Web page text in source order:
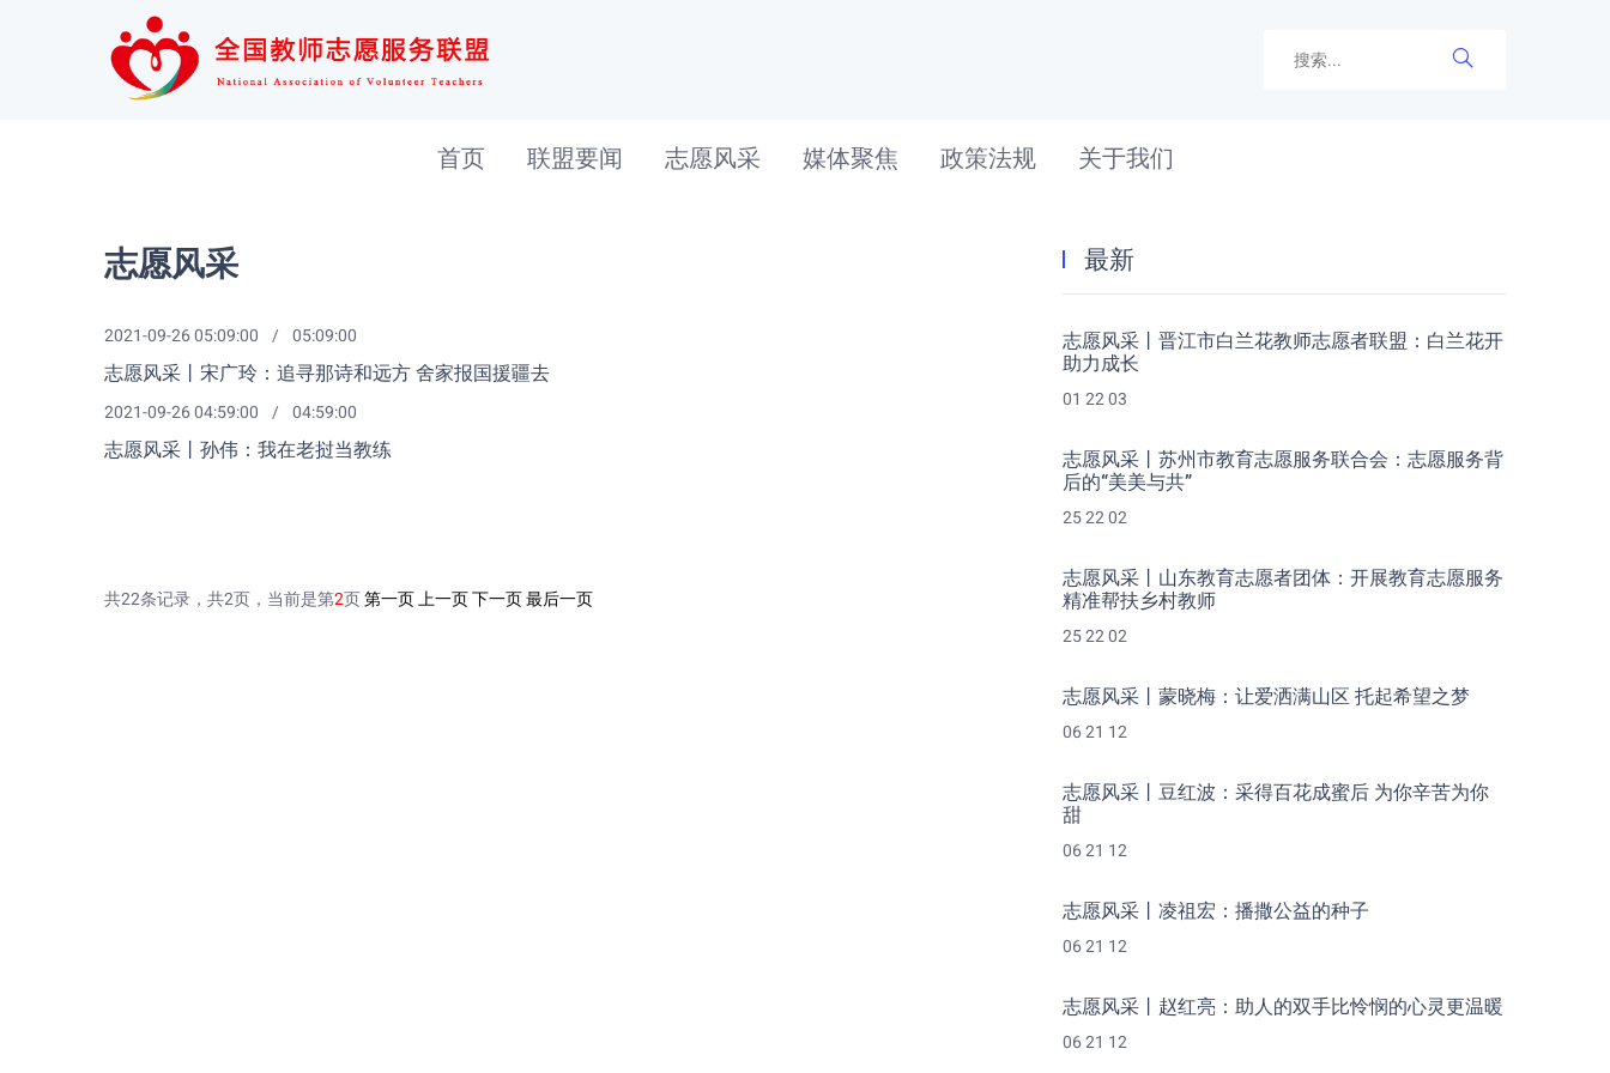
首页 联盟要闻 志愿风采 媒体聚焦 政策法规 关于我们
志愿风采
2021-09-26 05:09:00 05:09:00
志愿风采丨宋广玲：追寻那诗和远方 舍家报国援疆去
2021-09-26 04:59:00 04:59:00
志愿风采丨孙伟：我在老挝当教练
共22条记录，共2页，当前是第2页第一页上一页下一页最后一页
最新
志愿风采丨晋江市白兰花教师志愿者联盟：白兰花开
助力成长
01 22 03
志愿风采丨苏州市教育志愿服务联合会：志愿服务背
后的“美美与共”
25 22 02
志愿风采丨山东教育志愿者团体：开展教育志愿服务
精准帮扶乡村教师
25 22 02
志愿风采丨蒙晓梅：让爱洒满山区 托起希望之梦
06 21 12
志愿风采丨豆红波：采得百花成蜜后 为你辛苦为你
甜
06 21 12
志愿风采丨凌祖宏：播撒公益的种子
06 21 12
志愿风采丨赵红亮：助人的双手比怜悯的心灵更温暖
06 21 12